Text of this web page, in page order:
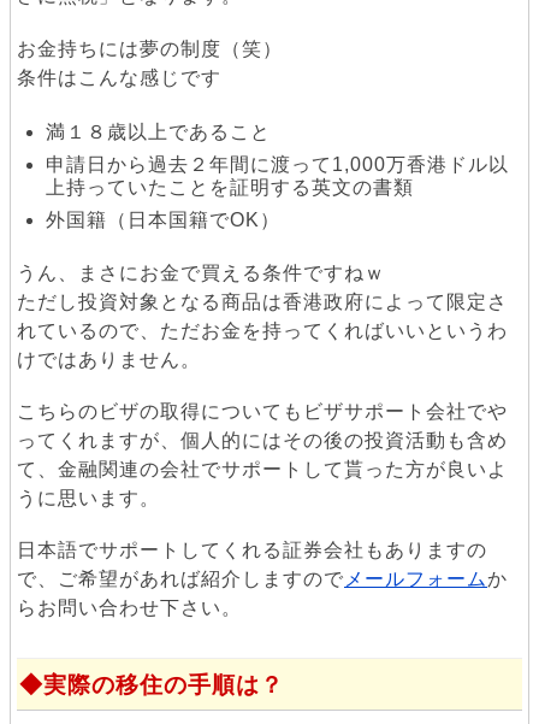
お金持ちには夢の制度（笑）
条件はこんな感じです
満１８歳以上であること
申請日から過去２年間に渡って1,000万香港ドル以
上持っていたことを証明する英文の書類
外国籍（日本国籍でOK）
うん、まさにお金で買える条件ですねｗ
ただし投資対象となる商品は香港政府によって限定さ
れているので、ただお金を持ってくればいいというわ
けではありません。
こちらのビザの取得についてもビザサポート会社でや
ってくれますが、個人的にはその後の投資活動も含め
て、金融関連の会社でサポートして貰った方が良いよ
うに思います。
日本語でサポートしてくれる証券会社もありますの
で、ご希望があれば紹介しますので メールフォームか
らお問い合わせ下さい。
実際の移住の手順は？